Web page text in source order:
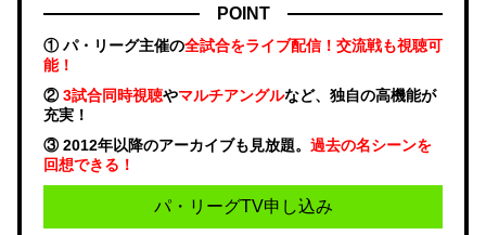
POINT
① パ・リーグ主催の全試合をライブ配信！交流戦も視聴可
能！
②3試合同時視聴やマルチアングルなど、独自の高機能が
充実！
③ 2012年以降のアーカイブも見放題。 過去の名シーンを
回想できる！
パ・リーグTV申し込み